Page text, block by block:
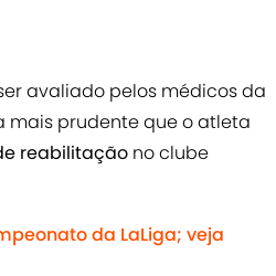
avaliado pelos médicos da
mais prudente que o atleta
reabilitação no clube
da LaLiga; veja